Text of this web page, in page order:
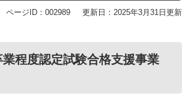
ページID：002989 更新日：2025年3月31日更新
程度認定試験合格支援事業